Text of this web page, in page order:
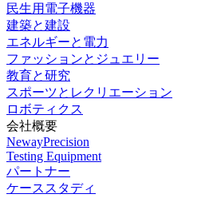
民生用電子機器
建築と建設
エネルギーと電力
ファッションとジュエリー
教育と研究
スポーツとレクリエーション
ロボティクス
会社概要
NewayPrecision
Testing Equipment
パートナー
ケーススタディ